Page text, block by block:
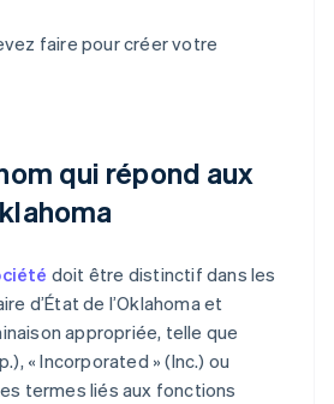
faire pour créer votre
qui répond aux
doit être distinctif dans les
d’État de l’Oklahoma et
appropriée, telle que
« Incorporated » (Inc.) ou
termes liés aux fonctions